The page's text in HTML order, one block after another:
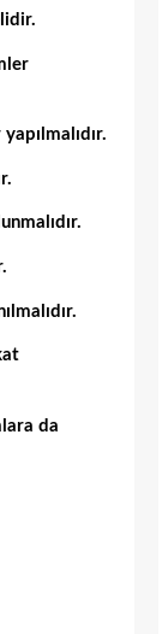
da